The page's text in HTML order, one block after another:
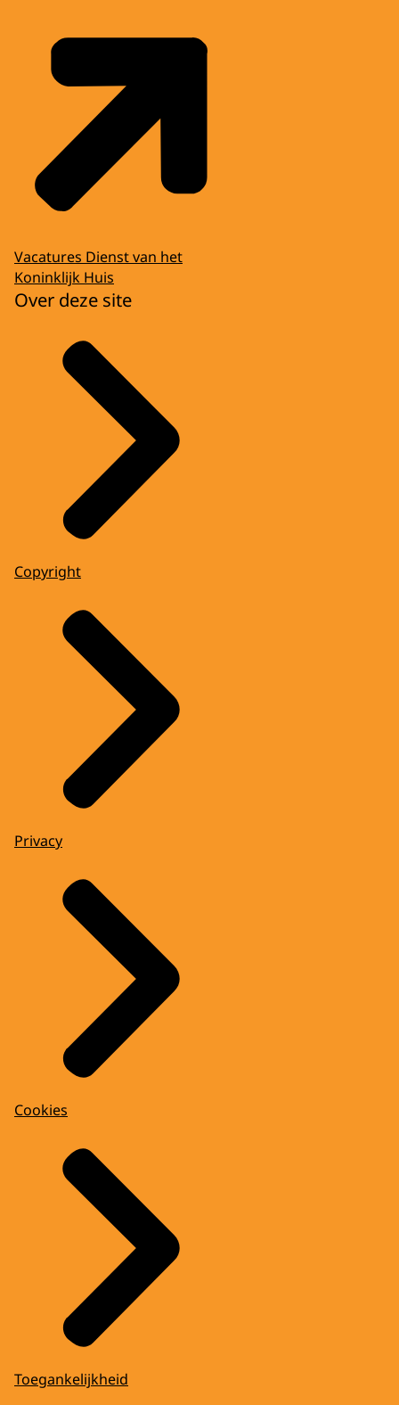
Vacatures Dienst van het
Koninklijk Huis
Over deze site
Copyright
Privacy
Cookies
Toegankelijkheid